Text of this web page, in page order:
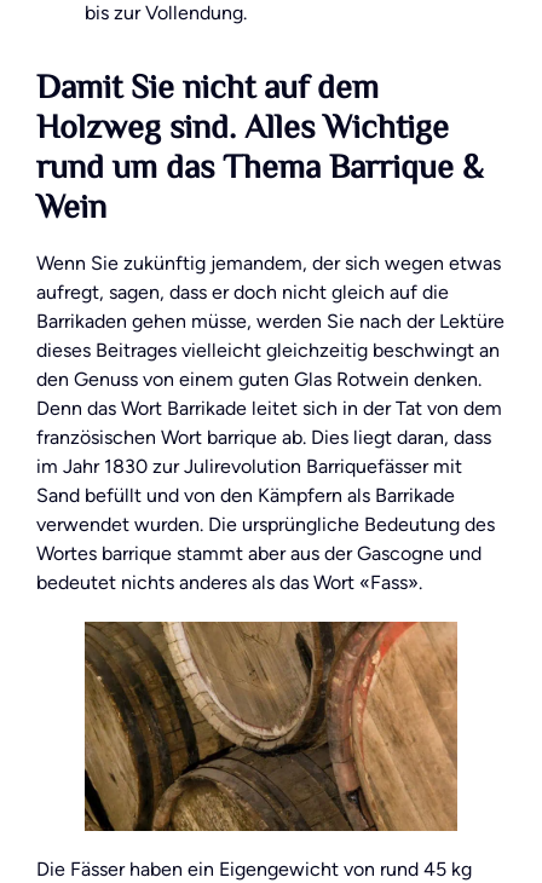
bis zur Vollendung.
Damit Sie nicht auf dem
Holzweg sind. Alles Wichtige
rund um das Thema Barrique &
Wein
Wenn Sie zukünftig jemandem, der sich wegen etwas
aufregt, sagen, dass er doch nicht gleich auf die
Barrikaden gehen müsse, werden Sie nach der Lektüre
dieses Beitrages vielleicht gleichzeitig beschwingt an
den Genuss von einem guten Glas Rotwein denken.
Denn das Wort Barrikade leitet sich in der Tat von dem
französischen Wort barrique ab. Dies liegt daran, dass
im Jahr 1830 zur Julirevolution Barriquefässer mit
Sand befüllt und von den Kämpfern als Barrikade
verwendet wurden. Die ursprüngliche Bedeutung des
Wortes barrique stammt aber aus der Gascogne und
bedeutet nichts anderes als das Wort «Fass».
Die Fässer haben ein Eigengewicht von rund 45 kg